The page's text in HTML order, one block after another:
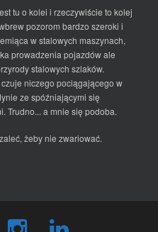
tu o kolei i rzeczywiście to kolej
pozorom bardzo szeroki i
w stalowych maszynach,
prowadzenia pojazdów ale
stalowych szlaków.
niczego pociągającego w
ze spóźniającymi się
Trudno... a mnie się podoba.
żeby nie zwariować.